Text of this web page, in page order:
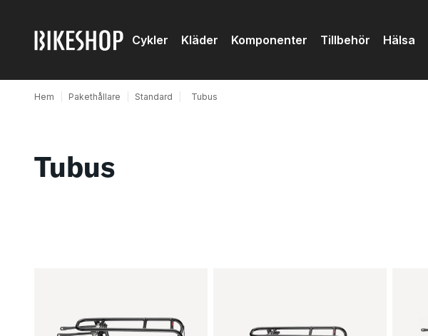
Cykler Kläder Komponenter Tillbehör Hälsa
Hem Pakethållare Standard Tubus
Tubus